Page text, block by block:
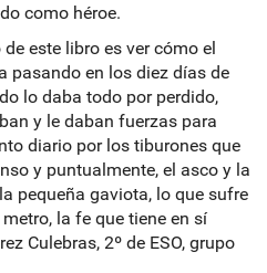
como héroe.
este libro es ver cómo el
pasando en los diez días de
lo daba todo por perdido,
y le daban fuerzas para
diario por los tiburones que
y puntualmente, el asco y la
pequeña gaviota, lo que sufre
la fe que tiene en sí
Culebras, 2º de ESO, grupo